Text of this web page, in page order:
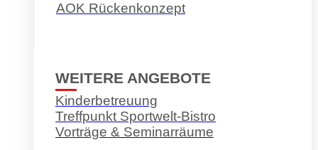
AOK Rückenkonzept
WEITERE ANGEBOTE
Kinderbetreuung
Treffpunkt Sportwelt-Bistro
Vorträge & Seminarräume